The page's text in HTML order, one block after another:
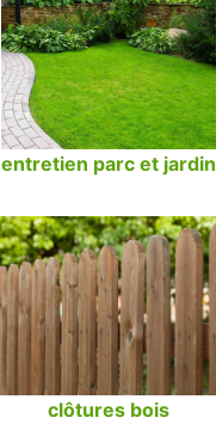
entretien parc et jardin
clôtures bois